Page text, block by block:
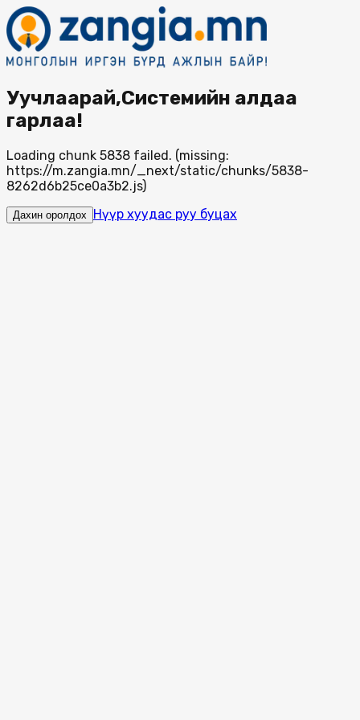
Уучлаарай,Системийн алдаа
гарлаа!
Loading chunk 5838 failed. (missing:
https://m.zangia.mn/_next/static/chunks/5838-
8262d6b25ce0a3b2.js)
Дахин оролдох Нүүр хуудас руу буцах